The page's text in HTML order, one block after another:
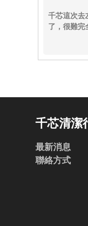
千芯這次去
了，很難完
千芯清潔
最新消息
聯絡方式